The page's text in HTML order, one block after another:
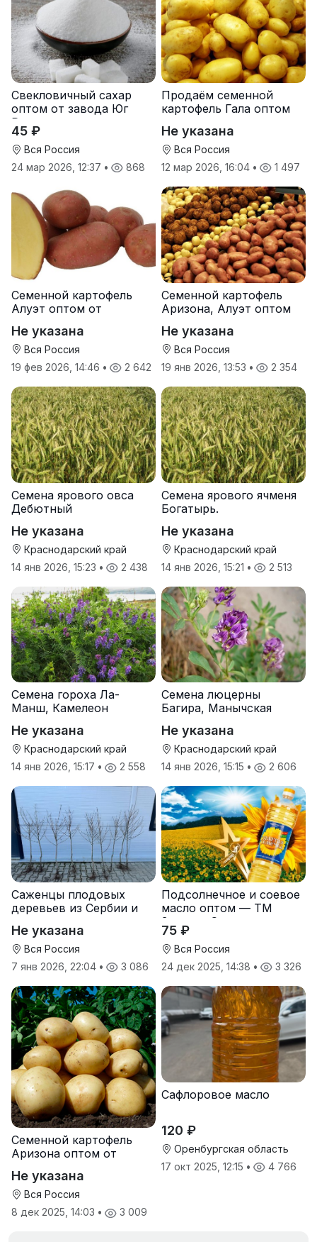
Свекловичный сахар
оптом от завода Юг
Руси
45 ₽
Вся Россия
24 мар 2026, 12:37 • 868
Продаём семенной
картофель Гала оптом
Не указана
Вся Россия
12 мар 2026, 16:04 • 1 497
Семенной картофель
Алуэт оптом от
Не указана
Вся Россия
19 фев 2026, 14:46 • 2 642
Семенной картофель
Аризона, Алуэт оптом
Не указана
Вся Россия
19 янв 2026, 13:53 • 2 354
Семена ярового овса
Дебютный
Не указана
Краснодарский край
14 янв 2026, 15:23 • 2 438
Семена ярового ячменя
Богатырь.
Не указана
Краснодарский край
14 янв 2026, 15:21 • 2 513
Семена гороха Ла-
Манш, Камелеон
Не указана
Краснодарский край
14 янв 2026, 15:17 • 2 558
Семена люцерны
Багира, Манычская
Не указана
Краснодарский край
14 янв 2026, 15:15 • 2 606
Саженцы плодовых
деревьев из Сербии и
Не указана
Вся Россия
7 янв 2026, 22:04 • 3 086
Подсолнечное и соевое
масло оптом — ТМ
Золотая Семечка
75 ₽
Вся Россия
24 дек 2025, 14:38 • 3 326
Семенной картофель
Аризона оптом от
Не указана
Вся Россия
8 дек 2025, 14:03 • 3 009
Сафлоровое масло
120 ₽
Оренбургская область
17 окт 2025, 12:15 • 4 766